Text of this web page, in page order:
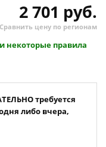
2 701 руб.
Сравнить цену по регионам
некоторые правила
требуется
либо вчера,